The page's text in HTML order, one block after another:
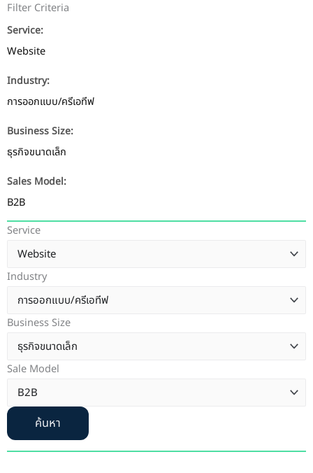
Filter Criteria
Service:
Website
Industry:
การออกแบบ/ครีเอทีฟ
Business Size:
ธุรกิจขนาดเล็ก
Sales Model:
B2B
Service
Industry
Business Size
Sale Model
ค้นหา